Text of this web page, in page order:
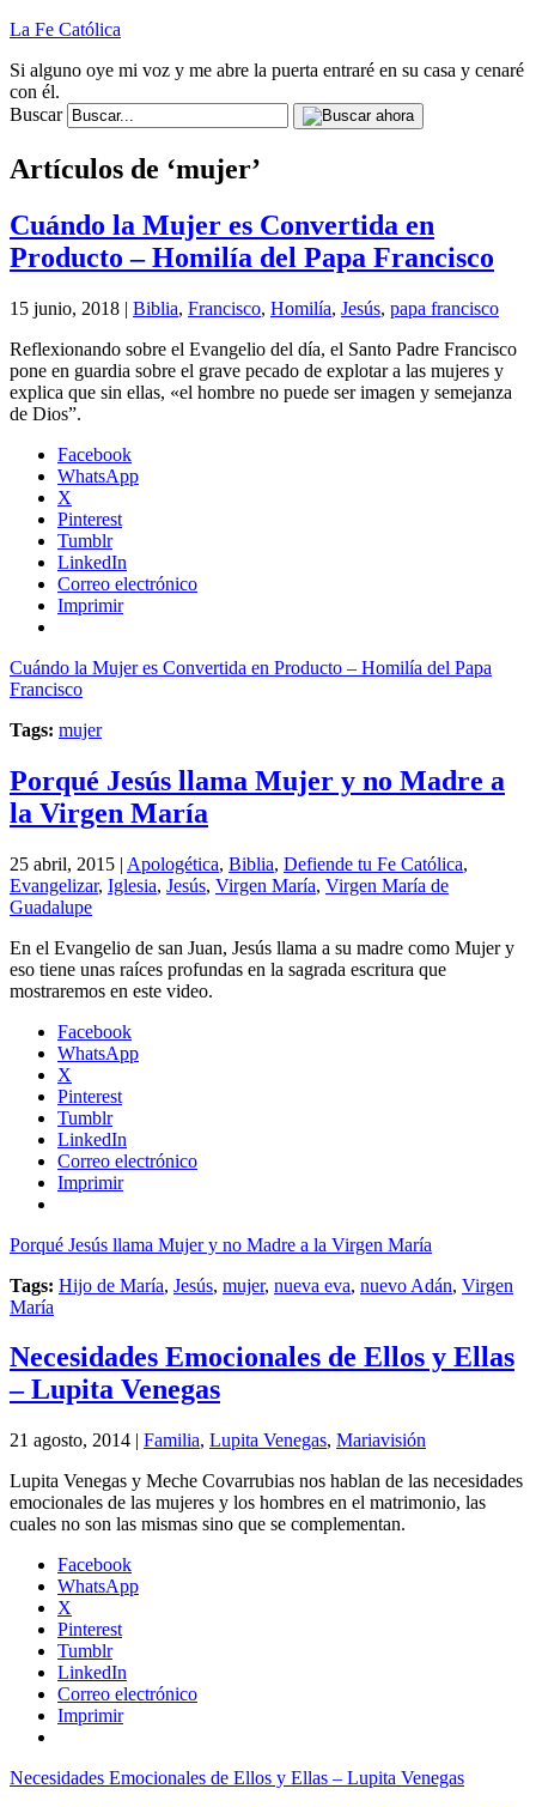
La Fe Católica
Si alguno oye mi voz y me abre la puerta entraré en su casa y cenaré
con él.
Buscar
Artículos de ‘mujer’
Cuándo la Mujer es Convertida en
Producto – Homilía del Papa Francisco
15 junio, 2018 | Biblia, Francisco, Homilía, Jesús, papa francisco
Reflexionando sobre el Evangelio del día, el Santo Padre Francisco
pone en guardia sobre el grave pecado de explotar a las mujeres y
explica que sin ellas, «el hombre no puede ser imagen y semejanza
de Dios”.
Facebook
WhatsApp
X
Pinterest
Tumblr
LinkedIn
Correo electrónico
Imprimir
Cuándo la Mujer es Convertida en Producto – Homilía del Papa
Francisco
Tags: mujer
Porqué Jesús llama Mujer y no Madre a
la Virgen María
25 abril, 2015 | Apologética, Biblia, Defiende tu Fe Católica,
Evangelizar, Iglesia, Jesús, Virgen María, Virgen María de
Guadalupe
En el Evangelio de san Juan, Jesús llama a su madre como Mujer y
eso tiene unas raíces profundas en la sagrada escritura que
mostraremos en este video.
Facebook
WhatsApp
X
Pinterest
Tumblr
LinkedIn
Correo electrónico
Imprimir
Porqué Jesús llama Mujer y no Madre a la Virgen María
Tags: Hijo de María, Jesús, mujer, nueva eva, nuevo Adán, Virgen
María
Necesidades Emocionales de Ellos y Ellas
– Lupita Venegas
21 agosto, 2014 | Familia, Lupita Venegas, Mariavisión
Lupita Venegas y Meche Covarrubias nos hablan de las necesidades
emocionales de las mujeres y los hombres en el matrimonio, las
cuales no son las mismas sino que se complementan.
Facebook
WhatsApp
X
Pinterest
Tumblr
LinkedIn
Correo electrónico
Imprimir
Necesidades Emocionales de Ellos y Ellas – Lupita Venegas